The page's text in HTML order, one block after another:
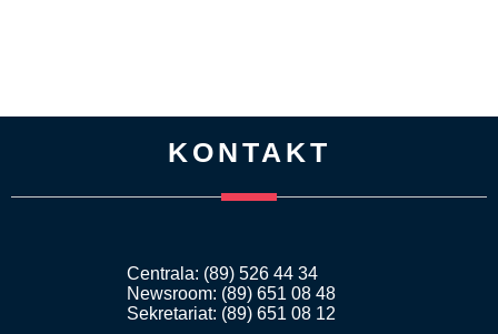
KONTAKT
Centrala: (89) 526 44 34
Newsroom: (89) 651 08 48
Sekretariat: (89) 651 08 12